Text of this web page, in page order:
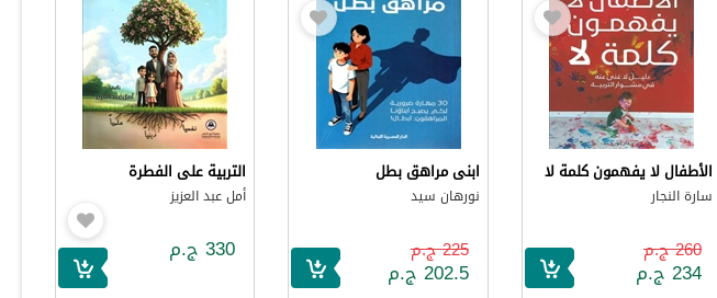
الأطفال لا يفهمون كلمة لا
سارة النجار
260 ج.م
234 ج.م
ابنى مراهق بطل
نورهان سيد
225 ج.م
202.5 ج.م
التربية على الفطرة
أمل عبد العزيز
330 ج.م